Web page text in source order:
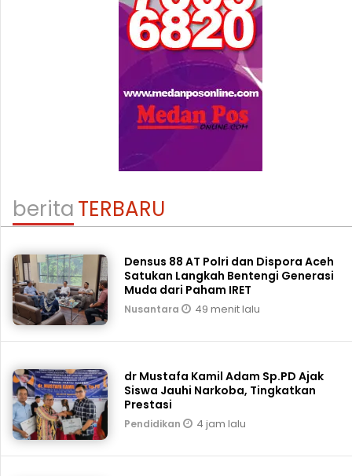
beritaTERBARU
Densus 88 AT Polri dan Dispora Aceh
Satukan Langkah Bentengi Generasi
Muda dari Paham IRET
Nusantara 49 menit lalu
dr Mustafa Kamil Adam Sp.PD Ajak
Siswa Jauhi Narkoba, Tingkatkan
Prestasi
Pendidikan 4 jam lalu